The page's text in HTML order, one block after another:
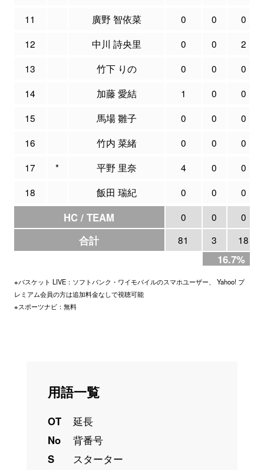
11
廣野 智依菜 0 0
0
12
中川 詩央里 0 0
2
13
竹下 りの 0 0
0
14
加藤 愛結 1 0
0
15
馬場 雛子 0 0
0
16
竹内 菜緒 0 0
0
17
* 平野 里奈 4 0
0
18
飯田 瑞紀 0 0 0
HC / TEAM 0 0 0
合計 81 3 18
16.7%
※バスケット LIVE：ソフトバンク・ワイモバイルのスマホユーザー、 Yahoo! プ
レミアム会員の方は追加料金なしで視聴可能
※スポーツナビ：無料
用語一覧
OT
延長
No
背番号
S
スターター